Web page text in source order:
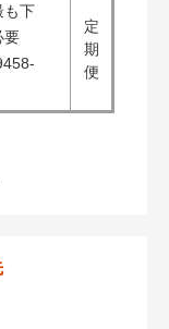
も下
要
定
期
便